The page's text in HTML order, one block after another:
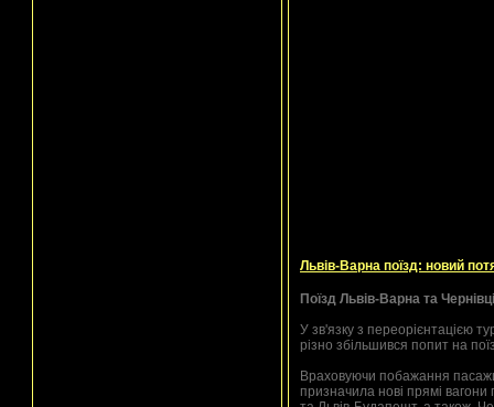
Львів-Варна поїзд: новий
Поїзд Львів-Варна та
У зв'язку з переорієнтацією
різно збільшився попит на
Враховуючи побажання
призначила нові прямі вагони